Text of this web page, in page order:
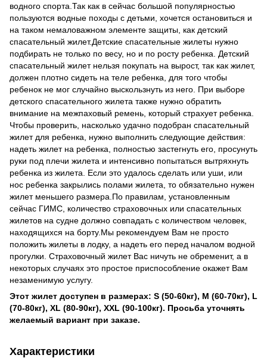
водного спорта.Так как в сейчас большой популярностью
пользуются водные походы с детьми, хочется остановиться и
на таком немаловажном элементе защиты, как детский
спасательный жилет.Детские спасательные жилеты нужно
подбирать не только по весу, но и по росту ребенка. Детский
спасательный жилет нельзя покупать на вырост, так как жилет,
должен плотно сидеть на теле ребенка, для того чтобы
ребенок не мог случайно выскользнуть из него. При выборе
детского спасательного жилета также нужно обратить
внимание на межпаховый ремень, который страхует ребенка.
Чтобы проверить, насколько удачно подобран спасательный
жилет для ребенка, нужно выполнить следующие действия:
надеть жилет на ребенка, полностью застегнуть его, просунуть
руки под плечи жилета и интенсивно попытаться вытряхнуть
ребенка из жилета. Если это удалось сделать или уши, или
нос ребенка закрылись полами жилета, то обязательно нужен
жилет меньшего размера.По правилам, установленным
сейчас ГИМС, количество страховочных или спасательных
жилетов на судне должно совпадать с количеством человек,
находящихся на борту.Мы рекомендуем Вам не просто
положить жилеты в лодку, а надеть его перед началом водной
прогулки. Страховочный жилет Вас ничуть не обременит, а в
некоторых случаях это простое приспособление окажет Вам
незаменимую услугу.
Этот жилет доступен в размерах: S (50-60кг), M (60-70кг), L
(70-80кг), XL (80-90кг), XXL (90-100кг). Просьба уточнять
желаемый вариант при заказе.
Характеристики